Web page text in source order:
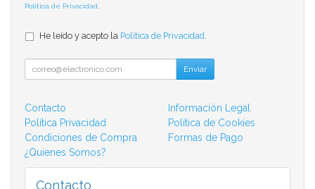
Política de Privacidad
He leído y acepto la Política de Privacidad
Enviar
Contacto
Información Legal
Política Privacidad
Política de Cookies
Condiciones de Compra
Formas de Pago
¿Quienes Somos?
Contacto